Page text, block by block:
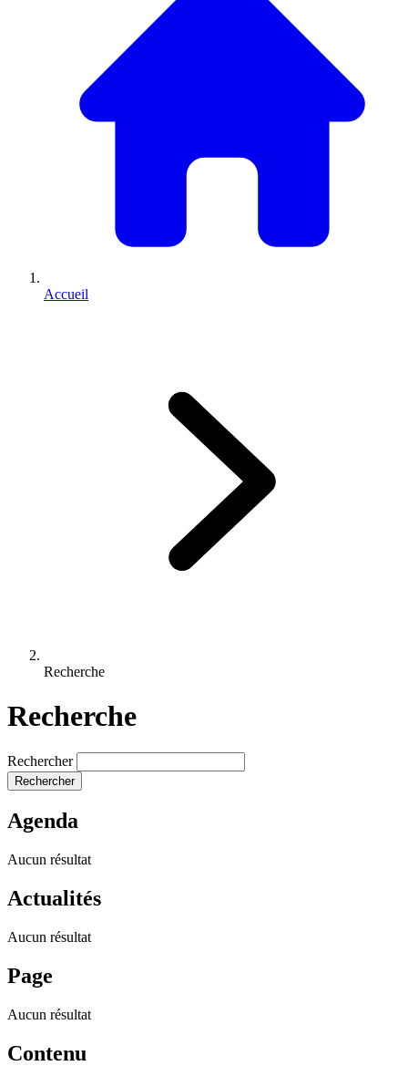
Accueil
Recherche
Recherche
Rechercher
Rechercher
Agenda
Aucun résultat
Actualités
Aucun résultat
Page
Aucun résultat
Contenu